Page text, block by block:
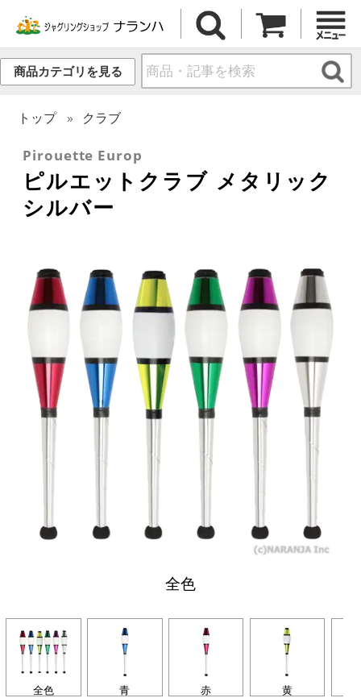
商品カテゴリを見る
トップ クラブ
Pirouette Europ
ピルエットクラブ メタリック
シルバー
全色
全色 青 赤 黄